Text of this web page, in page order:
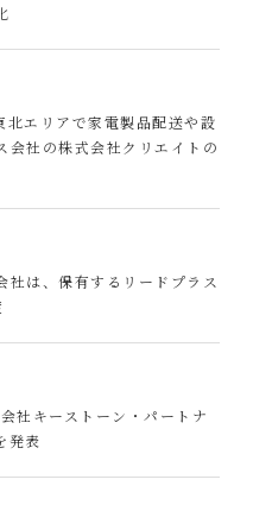
エリアで家電製品配送や設
会社の株式会社クリエイトの
社は、保有するリードプラス
社キーストーン・パートナ
発表